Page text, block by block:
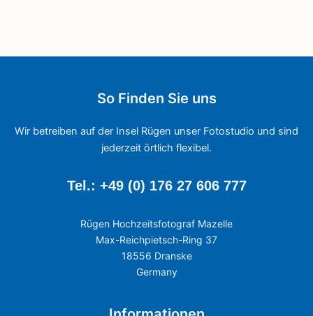
So Finden Sie uns
Wir betreiben auf der Insel Rügen unser Fotostudio und sind
jederzeit örtlich flexibel.
Tel.: +49 (0) 176 27 606 777
Rügen Hochzeitsfotograf Mazelle
Max-Reichpietsch-Ring 37
18556 Dranske
Germany